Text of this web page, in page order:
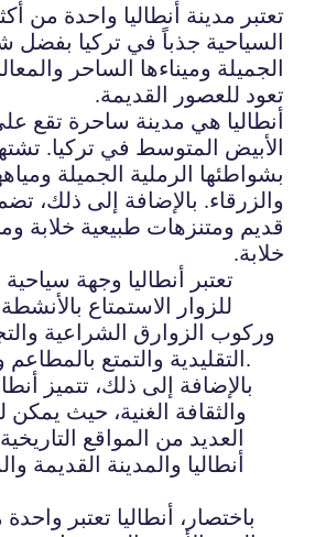
تعتبر مدينة أنطاليا واحدة من
السياحية جذباً في تركيا بفضل
الجميلة وميناءها الساحر
تعود للعصور القديمة.
أنطاليا هي مدينة ساحرة تقع
الأبيض المتوسط في تركيا.
بشواطئها الرملية الجميلة
والزرقاء. بالإضافة إلى ذلك،
قديم ومتنزهات طبيعية خلابة
خلابة.
تعتبر أنطاليا وجهة
للزوار الاستمتاع
وركوب الزوارق الشراعية
التقليدية والتمتع بالمطاعم والمقاهي الرائعة.
بالإضافة إلى ذلك، تتميز
والثقافة الغنية، حيث
العديد من المواقع
أنطاليا والمدينة القديمة
باختصار، أنطاليا تعتبر